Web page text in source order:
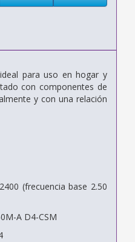
para uso en hogar y
con componentes de
y con una relación
(frecuencia base 2.50
A D4-CSM